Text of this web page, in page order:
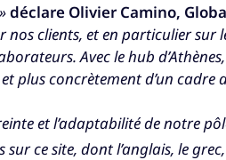
déclare Olivier Camino,
clients, et en particulier sur
Avec le hub
plus concrètement d’un cadre
et l’adaptabilité de notre
ce site, dont l’anglais, le